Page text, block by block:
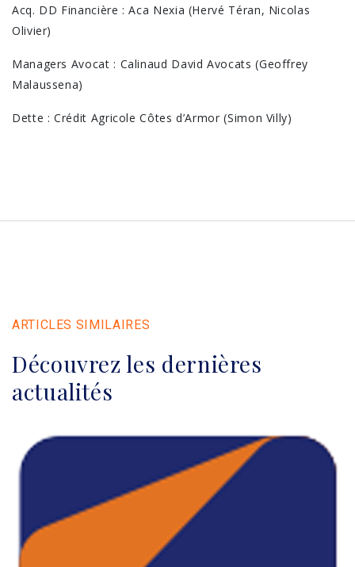
Acq. DD Financière : Aca Nexia (Hervé Téran, Nicolas
Olivier)
Managers Avocat : Calinaud David Avocats (Geoffrey
Malaussena)
Dette : Crédit Agricole Côtes d’Armor (Simon Villy)
ARTICLES SIMILAIRES
Découvrez les dernières
actualités